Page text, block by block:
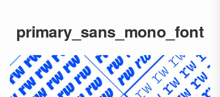
primary_sans_mono_font